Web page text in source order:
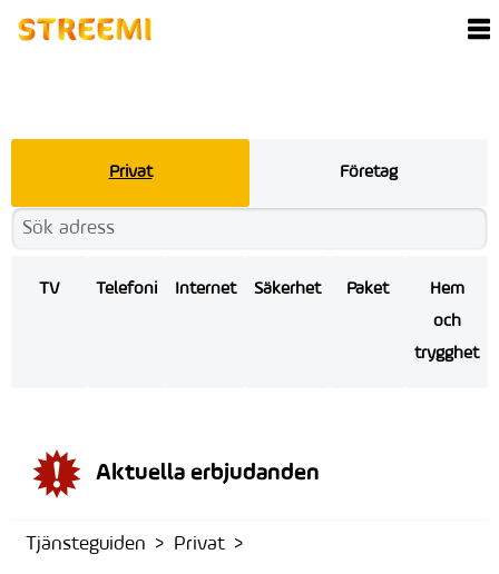
Privat Företag
TV Telefoni Internet Säkerhet Paket
Hem
och
trygghet
Aktuella erbjudanden
Tjänsteguiden Privat